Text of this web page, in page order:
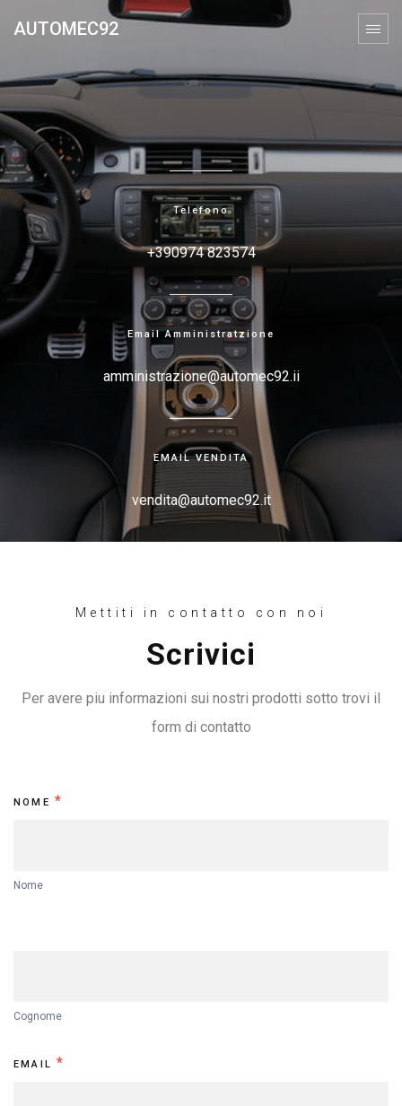
AUTOMEC92
Telefono
+390974 823574
Email Amministratzione
amministrazione@automec92.ii
EMAIL VENDITA
vendita@automec92.it
Mettiti in contatto con noi
Scrivici
Per avere piu informazioni sui nostri prodotti sotto trovi il
form di contatto
Contact
NOME *
Nome
Cognome
EMAIL*